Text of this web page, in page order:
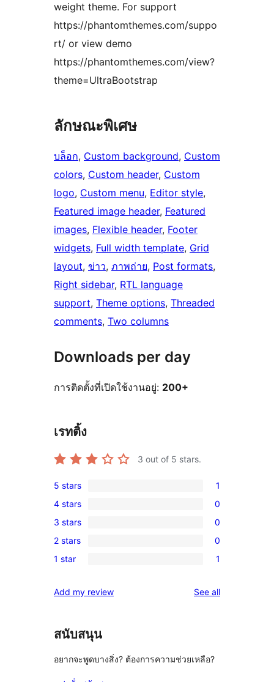
weight theme. For support
https://phantomthemes.com/suppo
rt/ or view demo
https://phantomthemes.com/view?
theme=UltraBootstrap
ลักษณะพิเศษ
บล็อก, Custom background, Custom
colors, Custom header, Custom
logo, Custom menu, Editor style
Featured image header, Featured
images, Flexible header, Footer
widgets, Full width template, Grid
layout, ข่าว, ภาพถ่าย, Post formats
Right sidebar, RTL language
support, Theme options, Threaded
comments, Two columns
Downloads per day
การติดตั้งที่เปิดใช้งานอยู่: 200+
เรทติ้ง
3 out of 5 stars.
1
5-
star
review
5 stars 1
0
4-
star
reviews
4 stars 0
0
3-
star
3 stars 0
0
2-
reviews
2 stars 0
1
star
1 star 1
Add my review See allreviews
สนับสนุน
อยากจะพูดบางสิ่ง? ต้องการความช่วยเหลือ?